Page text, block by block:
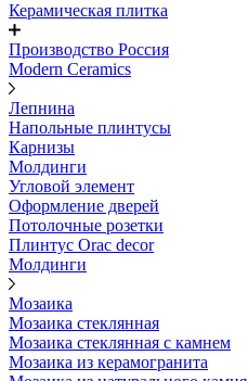
Керамическая плитка
Производство Россия
Modern Ceramics
Лепнина
Напольные плинтусы
Карнизы
Молдинги
Угловой элемент
Оформление дверей
Потолочные розетки
Плинтус Orac decor
Молдинги
Мозаика
Мозаика стеклянная
Мозаика стеклянная с камнем
Мозаика из керамогранита